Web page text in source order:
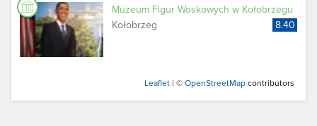
Muzeum Figur Woskowych w Kołobrzegu
Kołobrzeg
8.40
Leaflet | ©OpenStreetMapcontributors